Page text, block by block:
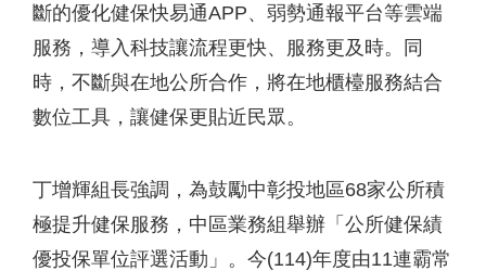
斷的優化健保快易通APP、弱勢通報平台等雲端
服務，導入科技讓流程更快、服務更及時。同
時，不斷與在地公所合作，將在地櫃檯服務結合
數位工具，讓健保更貼近民眾。
丁增輝組長強調，為鼓勵中彰投地區68家公所積
極提升健保服務，中區業務組舉辦「公所健保績
優投保單位評選活動」。今(114)年度由11連霸常